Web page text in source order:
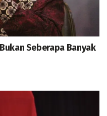
Seberapa Banyak